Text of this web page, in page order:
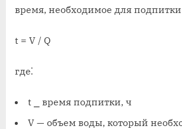
время, необходимое для подпитки
t = V / Q
где⁚
t ⎯ время подпитки, ч
V — объем воды, который